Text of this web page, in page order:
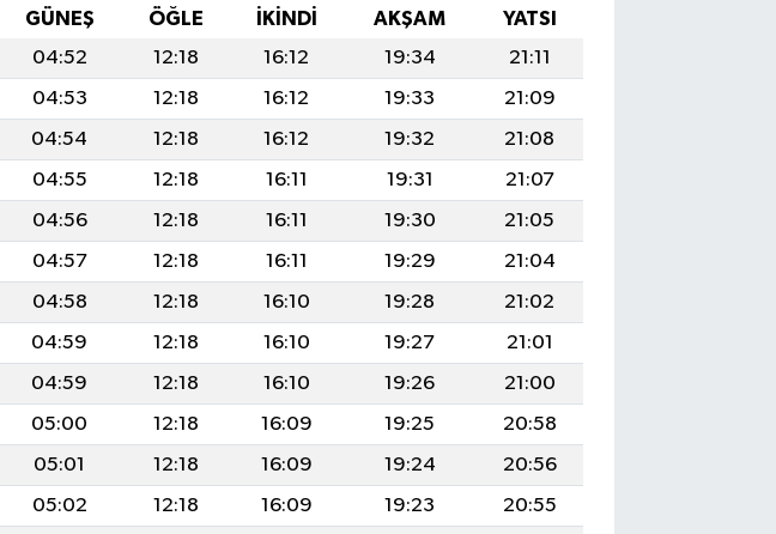
GÜNEŞ ÖĞLE İKINDI AKŞAM
YATSI
04:52 12:18 16:12 19:34
21:11
04:53 12:18 16:12 19:33
21:09
04:54 12:18 16:12 19:32
21:08
04:55 12:18 16:11 19:31
21:07
04:56 12:18 16:11 19:30
21:05
04:57 12:18 16:11 19:29
21:04
04:58 12:18 16:10 19:28
21:02
04:59 12:18 16:10 19:27
21:01
04:59 12:18 16:10 19:26
21:00
05:00 12:18 16:09 19:25
20:58
05:01 12:18 16:09 19:24
20:56
05:02 12:18 16:09 19:23
20:55